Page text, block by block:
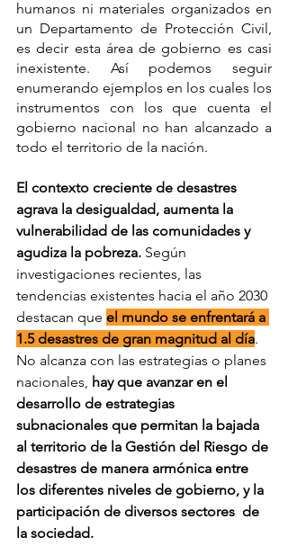
humanos ni materiales organizados en
un Departamento de Protección Civil,
es decir esta área de gobierno es casi
inexistente. Así podemos seguir
enumerando ejemplos en los cuales los
instrumentos con los que cuenta el
gobierno nacional no han alcanzado a
todo el territorio de la nación.
El contexto creciente de desastres
agrava la desigualdad, aumenta la
vulnerabilidad de las comunidades y
agudiza la pobreza. Según
investigaciones recientes, las
tendencias existentes hacia el año 2030
destacan que el mundo se enfrentará a
1.5 desastres de gran magnitud al día.
No alcanza con las estrategias o planes
nacionales, hay que avanzar en el
desarrollo de estrategias
subnacionales que permitan la bajada
al territorio de la Gestión del Riesgo de
desastres de manera armónica entre
los diferentes niveles de gobierno, y la
participación de diversos sectores  de
la sociedad.